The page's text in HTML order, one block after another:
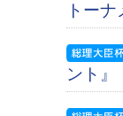
トー
ント